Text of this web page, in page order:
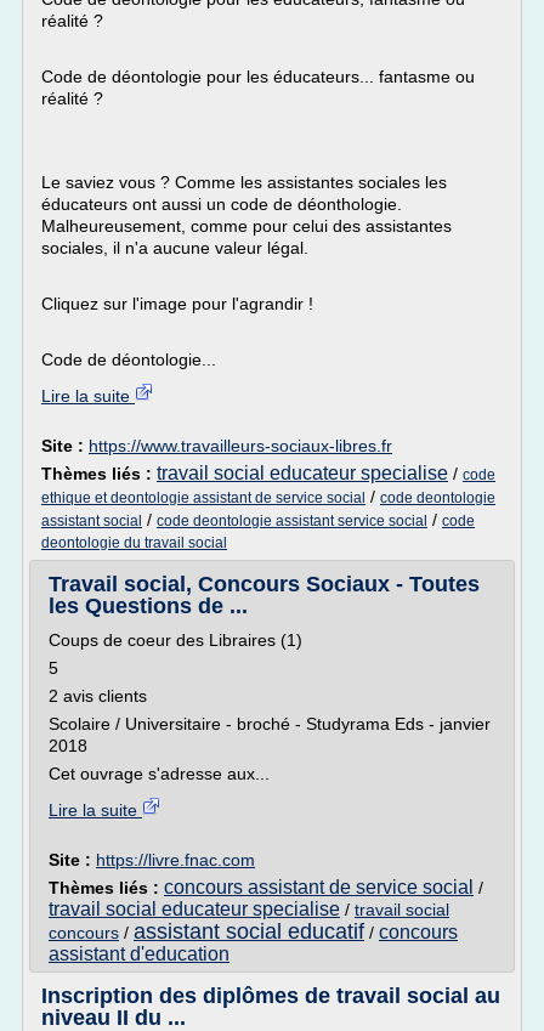
réalité ?
Code de déontologie pour les éducateurs... fantasme ou
réalité ?
Le saviez vous ? Comme les assistantes sociales les
éducateurs ont aussi un code de déonthologie.
Malheureusement, comme pour celui des assistantes
sociales, il n'a aucune valeur légal.
Cliquez sur l'image pour l'agrandir !
Code de déontologie...
Lire la suite
Site : https://www.travailleurs-sociaux-libres.fr
Thèmes liés : travail social educateur specialise / code
ethique et deontologie assistant de service social / code deontologie
assistant social / code deontologie assistant service social / code
deontologie du travail social
Travail social, Concours Sociaux - Toutes
les Questions de ...
Coups de coeur des Libraires (1)
5
2 avis clients
Scolaire / Universitaire - broché - Studyrama Eds - janvier
2018
Cet ouvrage s'adresse aux...
Lire la suite
Site : https://livre.fnac.com
Thèmes liés : concours assistant de service social /
travail social educateur specialise / travail social
concours / assistant social educatif / concours
assistant d'education
Inscription des diplômes de travail social au
niveau II du ...